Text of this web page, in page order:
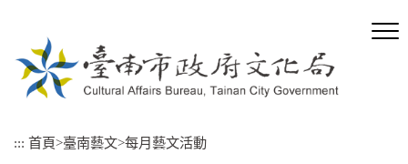
::: 首頁>臺南藝文>每月藝文活動